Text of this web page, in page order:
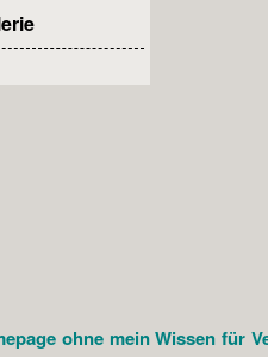
ohne mein Wissen